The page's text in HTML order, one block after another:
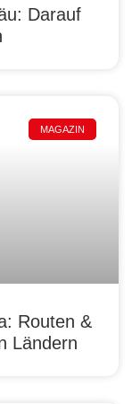
Darauf
MAGAZIN
Routen &
Ländern